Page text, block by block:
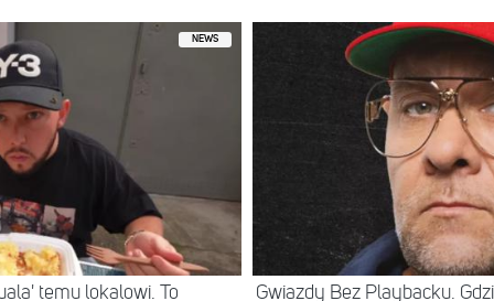
NEWS
temu lokalowi. To
Gwiazdy Bez Playbacku.